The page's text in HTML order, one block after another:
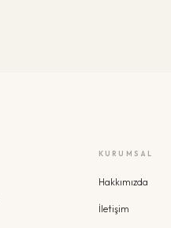
KURUMSAL
Hakkımızda
İletişim